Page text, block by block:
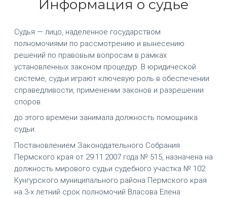
Информация о судье
Судья — лицо, наделенное государством
полномочиями по рассмотрению и вынесению
решений по правовым вопросам в рамках
установленных законом процедур. В юридической
системе, судьи играют ключевую роль в обеспечении
справедливости, применении законов и разрешении
споров.
до этого времени занимала должность помощника
судьи.
Постановлением Законодательного Собрания
Пермского края от 29.11.2007 года № 515, назначена на
должность мирового судьи судебного участка № 102
Кунгурского муниципального района Пермского края
на 3-х летний срок полномочий Власова Елена